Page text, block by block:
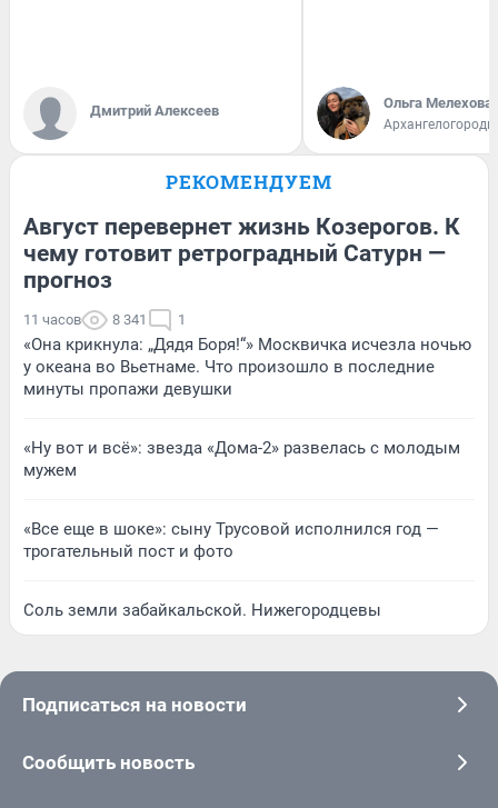
Дмитрий Алексеев Ольга Мелехова
РЕКОМЕНДУЕМ
Август перевернет жизнь Козерогов. К
чему готовит ретроградный Сатурн —
прогноз
11 часов 8 341 1
«Она крикнула: „Дядя Боря!“» Москвичка исчезла ночью
у океана во Вьетнаме. Что произошло в последние
минуты пропажи девушки
«Ну вот и всё»: звезда «Дома-2» развелась с молодым
мужем
«Все еще в шоке»: сыну Трусовой исполнился год —
трогательный пост и фото
Соль земли забайкальской. Нижегородцевы
Подписаться на новости
Сообщить новость